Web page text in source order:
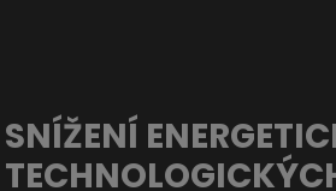
SNÍŽENÍ